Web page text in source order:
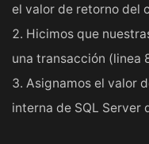
el valor de retorno del
Hicimos que
una transacción (linea
Asignamos el valor
interna de SQL Server